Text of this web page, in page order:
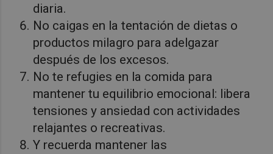
diaria.
No caigas en la tentación de dietas o
productos milagro para adelgazar
después de los excesos.
No te refugies en la comida para
mantener tu equilibrio emocional: libera
tensiones y ansiedad con actividades
relajantes o recreativas.
Y recuerda mantener las